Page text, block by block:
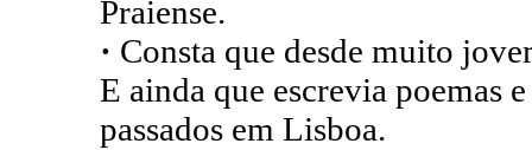
Praiense.
· Consta que desde muito
E ainda que escrevia poemas
passados em Lisboa.